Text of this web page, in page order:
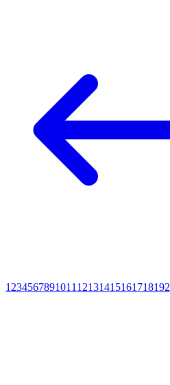
1 234567891011 1213141516171819